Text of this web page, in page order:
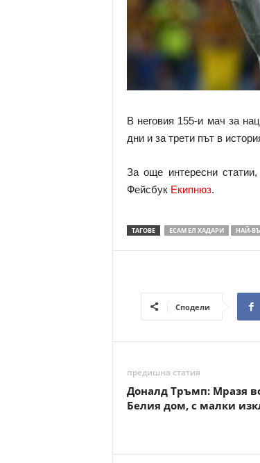
В неговия 155-и мач за
дни и за трети път в
За още интересни
Фейсбук Екипнюз.
ТАГОВЕ ЕСАМ ЕЛ ХАДАРИ НАЙ-
Сподели
предишна статия
Доналд Тръмп: Мразя
Белия дом, с малки